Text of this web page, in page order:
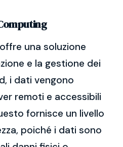
una soluzione
e la gestione dei
i dati vengono
remoti e accessibili
fornisce un livello
poiché i dati sono